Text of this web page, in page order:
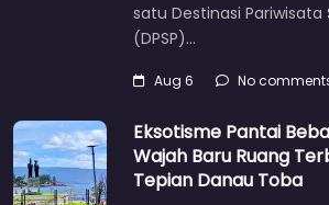
satu Destinasi Pariwisata
(DPSP)…
Aug 6 No
Eksotisme Pantai
Wajah Baru Ruang
Tepian Danau Toba